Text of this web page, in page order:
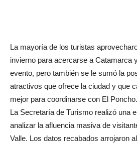
La mayoría de los turistas
invierno para acercarse a Catamarca
evento, pero también se le sumó la
atractivos que ofrece la ciudad y que
mejor para coordinarse con El Poncho.
La Secretaría de Turismo realizó una
analizar la afluencia masiva de
Valle. Los datos recabados arrojaron